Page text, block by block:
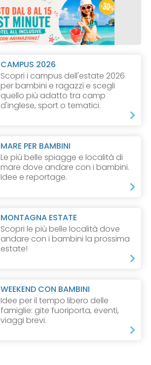
CAMPUS 2026
Scopri i campus dell'estate 2026
per bambini e ragazzi e scegli
quello più adatto tra camp
d'inglese, sport o tematici.
MARE PER BAMBINI
Le più belle spiagge e località di
mare dove andare con i bambini.
Idee e reportage.
MONTAGNA ESTATE
Scopri le più belle località dove
andare con i bambini la prossima
estate!
WEEKEND CON BAMBINI
Idee per il tempo libero delle
famiglie: gite fuoriporta, eventi,
viaggi brevi.